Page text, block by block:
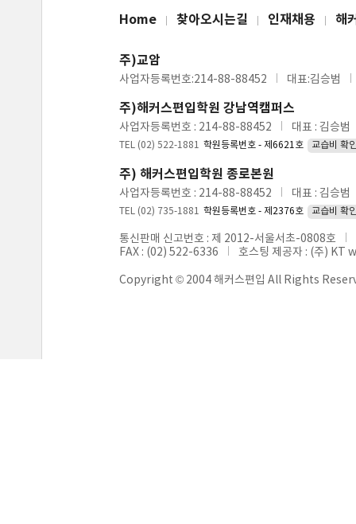
Home 찾아오시는길 인재채용 해
주)교암
사업자등록번호:214-88-88452 대표:김승범
주)해커스편입학원 강남역캠퍼스
사업자등록번호 : 214-88-88452 대표 : 김승범
TEL (02) 522-1881 학원등록번호 - 제6621호 교습비 확
주) 해커스편입학원 종로본원
사업자등록번호 : 214-88-88452 대표 : 김승범
TEL (02) 735-1881 학원등록번호 - 제2376호 교습비 확
통신판매 신고번호 : 제 2012-서울서초-0808호
FAX : (02) 522-6336
호스팅 제공자 : (주)
Copyright © 2004 해커스편입 All Rights